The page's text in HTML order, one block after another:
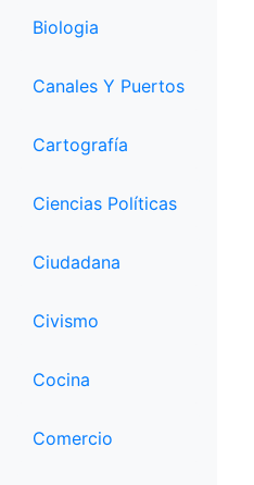
Biologia
Canales Y Puertos
Cartografía
Ciencias Políticas
Ciudadana
Civismo
Cocina
Comercio